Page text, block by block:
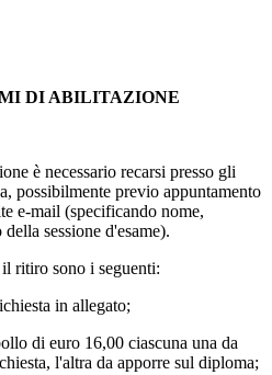
DI ABILITAZIONE
è necessario recarsi presso gli
possibilmente previo appuntamento
e-mail (specificando nome,
sessione d'esame).
ritiro sono i seguenti:
in allegato;
di euro 16,00 ciascuna una da
l'altra da apporre sul diploma;